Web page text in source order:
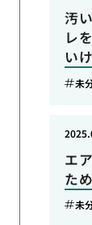
汚
レ
い
未
エ
た
未